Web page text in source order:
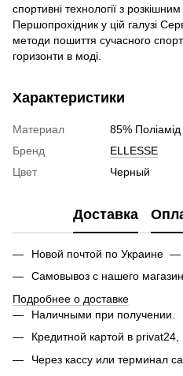
спортивні технології з
Першопрохідник у цій галузі
методи пошиття сучасного
горизонти в моді.
Характеристики
Материал
85%
Бренд
ELLESSE
Цвет
Черный
Доставка
Новой почтой по Украине —
Самовывоз с нашего
Подробнее о доставке
Наличными при получении.
Кредитной картой в privat24,
Через кассу или терминал